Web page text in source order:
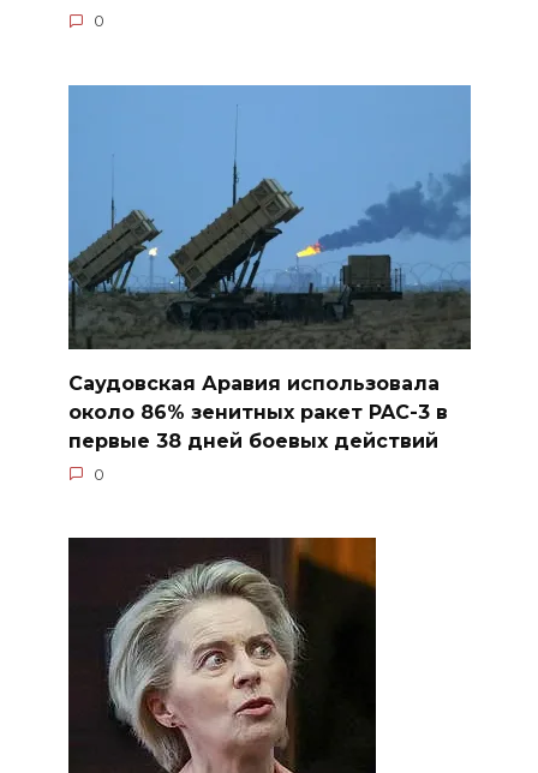
0
Саудовская Аравия использовала
около 86% зенитных ракет PAC-3 в
первые 38 дней боевых действий
0